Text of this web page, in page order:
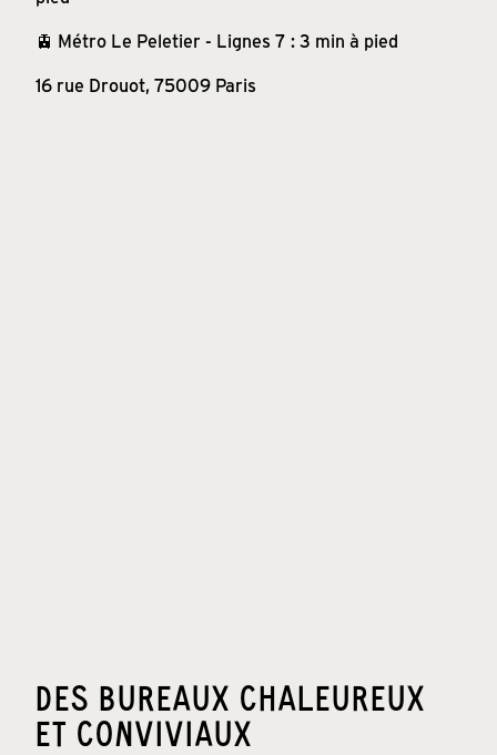
🚊 Métro Le Peletier - Lignes 7 : 3 min à pied
16 rue Drouot, 75009 Paris
DES BUREAUX CHALEUREUX
ET CONVIVIAUX